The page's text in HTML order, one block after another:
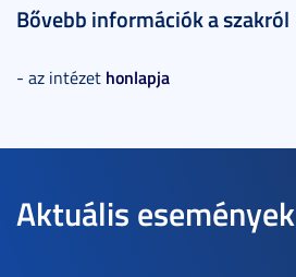
Bővebb információk a szakról
- az intézet honlapja
Aktuális események